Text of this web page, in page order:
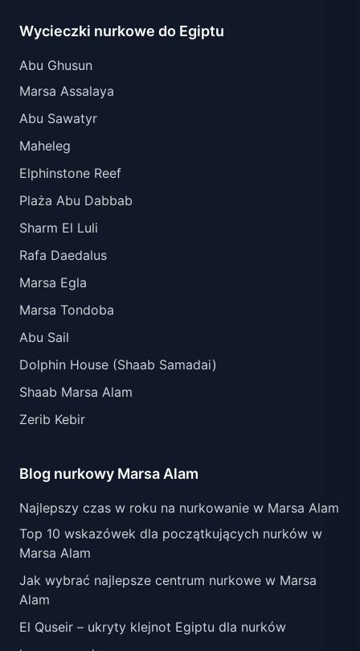
Wycieczki nurkowe do Egiptu
Abu Ghusun
Marsa Assalaya
Abu Sawatyr
Maheleg
Elphinstone Reef
Plaża Abu Dabbab
Sharm El Luli
Rafa Daedalus
Marsa Egla
Marsa Tondoba
Abu Sail
Dolphin House (Shaab Samadai)
Shaab Marsa Alam
Zerib Kebir
Blog nurkowy Marsa Alam
Najlepszy czas w roku na nurkowanie w Marsa Alam
Top 10 wskazówek dla początkujących nurków w
Marsa Alam
Jak wybrać najlepsze centrum nurkowe w Marsa
Alam
El Quseir – ukryty klejnot Egiptu dla nurków